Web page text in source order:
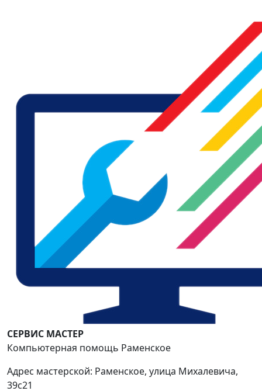
СЕРВИС МАСТЕР
Компьютерная помощь Раменское
Адрес мастерской: Раменское, улица Михалевича,
39с21